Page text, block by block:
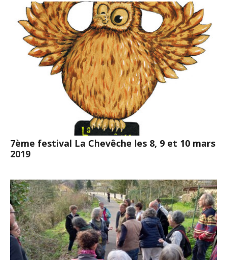
7ème festival La Chevêche les 8, 9 et 10 mars
2019